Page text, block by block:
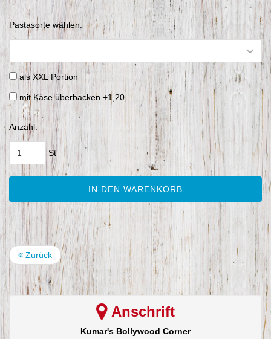
Pastasorte wählen:
als XXL Portion
mit Käse überbacken +1,20
Anzahl:
St
IN DEN WARENKORB
Zurück
Anschrift
Kumar's Bollywood Corner